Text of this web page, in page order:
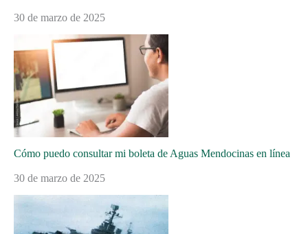
30 de marzo de 2025
Cómo puedo consultar mi boleta de Aguas Mendocinas en línea
30 de marzo de 2025